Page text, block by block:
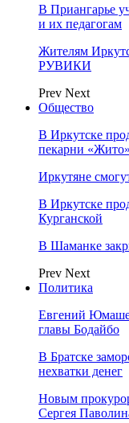
В Приангарье
и их педагогам
Жителям
РУВИКИ
Prev Next
Общество
В Иркутске
пекарни «Жито»
Иркутяне
В Иркутске
Курганской
В Шаманке
Prev Next
Политика
Евгений
главы Бодайбо
В Братске
нехватки денег
Новым
Сергея